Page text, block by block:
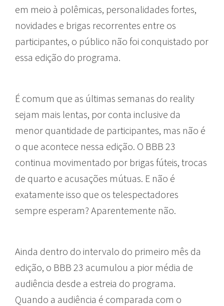
em meio à polêmicas, personalidades fortes,
novidades e brigas recorrentes entre os
participantes, o público não foi conquistado por
essa edição do programa.
É comum que as últimas semanas do reality
sejam mais lentas, por conta inclusive da
menor quantidade de participantes, mas não é
o que acontece nessa edição. O BBB 23
continua movimentado por brigas fúteis, trocas
de quarto e acusações mútuas. E não é
exatamente isso que os telespectadores
sempre esperam? Aparentemente não.
Ainda dentro do intervalo do primeiro mês da
edição, o BBB 23 acumulou a pior média de
audiência desde a estreia do programa.
Quando a audiência é comparada com o